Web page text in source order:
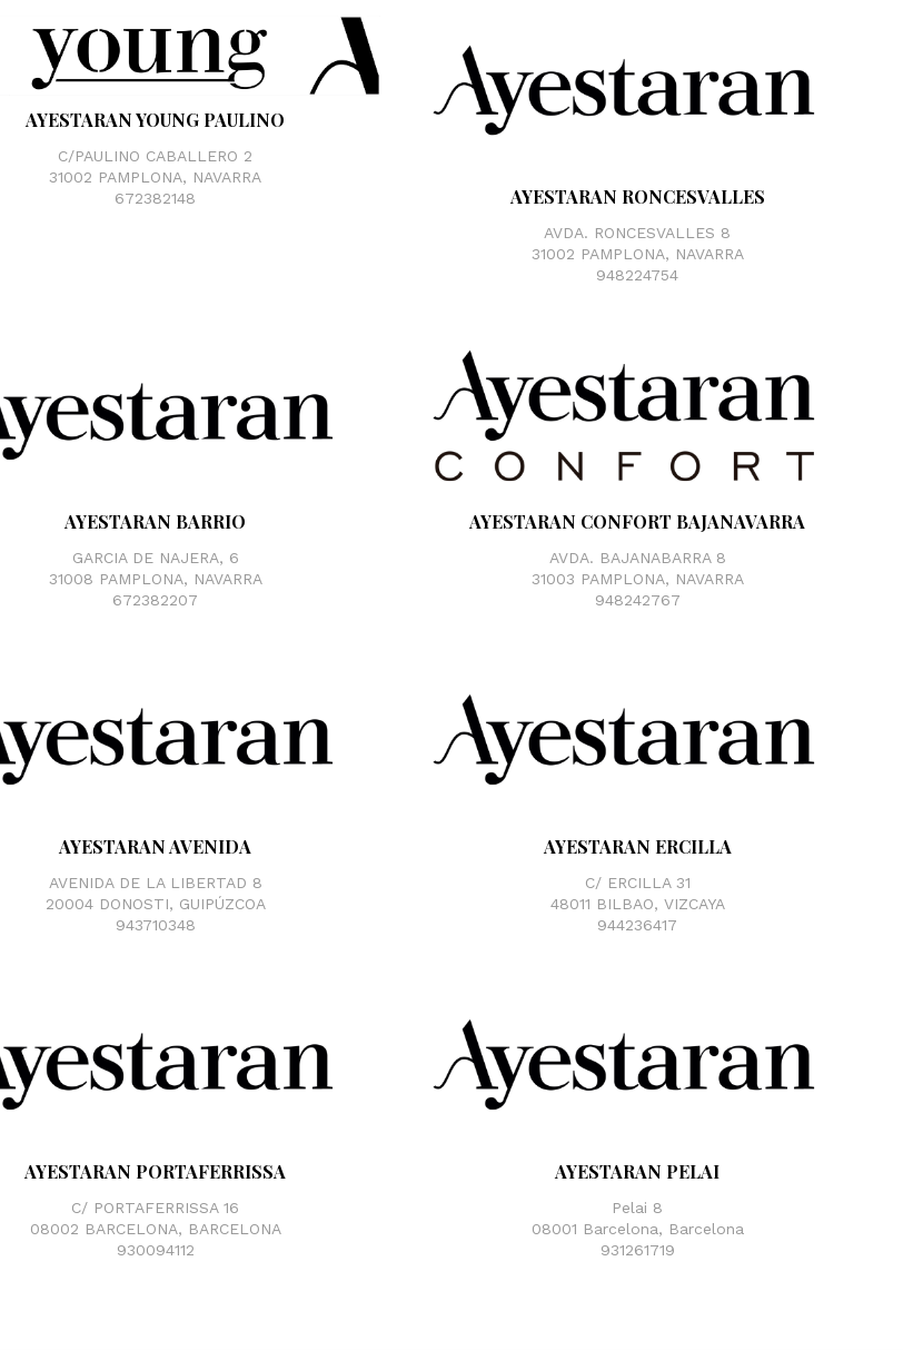
AYESTARAN YOUNG PAULINO
C/PAULINO CABALLERO 2
31002 PAMPLONA, NAVARRA
672382148
AYESTARAN RONCESVALLES
AVDA. RONCESVALLES 8
31002 PAMPLONA, NAVARRA
948224754
AYESTARAN BARRIO
GARCIA DE NAJERA, 6
31008 PAMPLONA, NAVARRA
672382207
AYESTARAN CONFORT BAJANAVARRA
AVDA. BAJANABARRA 8
31003 PAMPLONA, NAVARRA
948242767
AYESTARAN AVENIDA
AVENIDA DE LA LIBERTAD 8
20004 DONOSTI, GUIPÚZCOA
943710348
AYESTARAN ERCILLA
C/ ERCILLA 31
48011 BILBAO, VIZCAYA
944236417
AYESTARAN PORTAFERRISSA
C/ PORTAFERRISSA 16
08002 BARCELONA, BARCELONA
930094112
AYESTARAN PELAI
Pelai 8
08001 Barcelona, Barcelona
931261719